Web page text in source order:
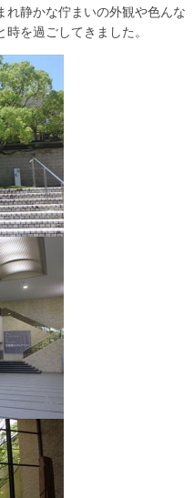
れ静かな佇まいの外観や色んな
を過ごしてきました。